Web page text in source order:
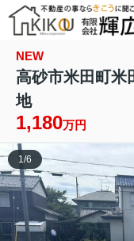
NEW
高砂市米田町
地
1,180万円
1/6